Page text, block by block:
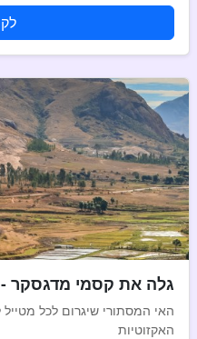
גלה את קסמי מדגסקר
האי המסתורי שיגרום לכל
האקזוטיות